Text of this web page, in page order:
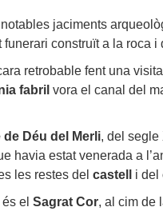
jaciments
funerari construït a la roca i
retrobable fent una
fabril vora el canal del
de Déu del Merli, del segle
havia estat venerada a
les restes del castell i del
el Sagrat Cor, al cim de